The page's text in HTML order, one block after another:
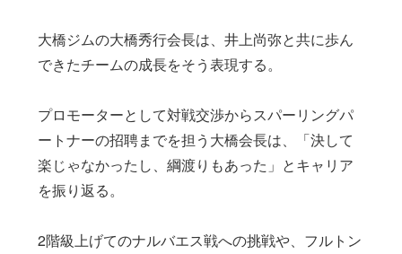
大橋ジムの大橋秀行会長は、井上尚弥と共に歩ん
できたチームの成長をそう表現する。
プロモーターとして対戦交渉からスパーリングパ
ートナーの招聘までを担う大橋会長は、「決して
楽じゃなかったし、綱渡りもあった」とキャリア
を振り返る。
2階級上げてのナルバエス戦への挑戦や、フルトン